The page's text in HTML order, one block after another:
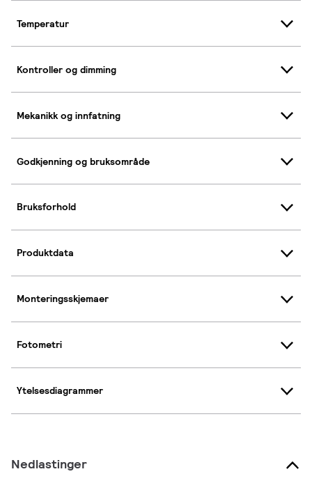
Temperatur
Kontroller og dimming
Mekanikk og innfatning
Godkjenning og bruksområde
Bruksforhold
Produktdata
Monteringsskjemaer
Fotometri
Ytelsesdiagrammer
Nedlastinger